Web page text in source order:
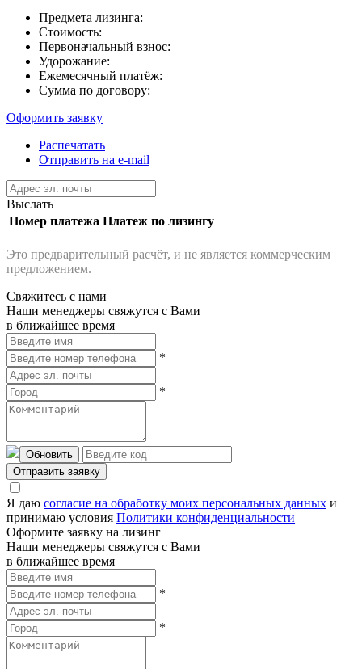
Предмета лизинга:
Стоимость:
Первоначальный взнос:
Удорожание:
Ежемесячный платёж:
Сумма по договору:
Оформить заявку
Распечатать
Отправить на e-mail
Выслать
Номер платежа Платеж по лизингу
Это предварительный расчёт, и не является коммерческим
предложением.
Свяжитесь с нами
Наши менеджеры свяжутся с Вами
в ближайшее время
*
*
Обновить
Отправить заявку
Я даю согласие на обработку моих персональных данных и
принимаю условия Политики конфиденциальности
Оформите заявку на лизинг
Наши менеджеры свяжутся с Вами
в ближайшее время
*
*